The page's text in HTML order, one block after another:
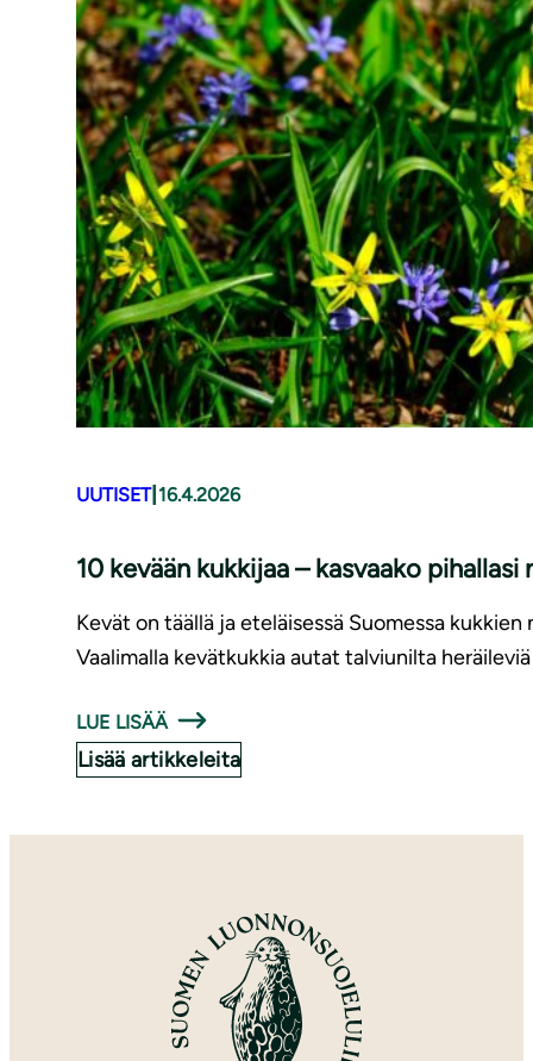
UUTISET| 16.4.2026
10 kevään kukkijaa – kasvaako
Kevät on täällä ja eteläisessä Suomessa
Vaalimalla kevätkukkia autat talviunilta
LUE LISÄÄ
Lisää artikkeleita